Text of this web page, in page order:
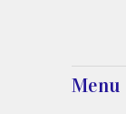
Menu